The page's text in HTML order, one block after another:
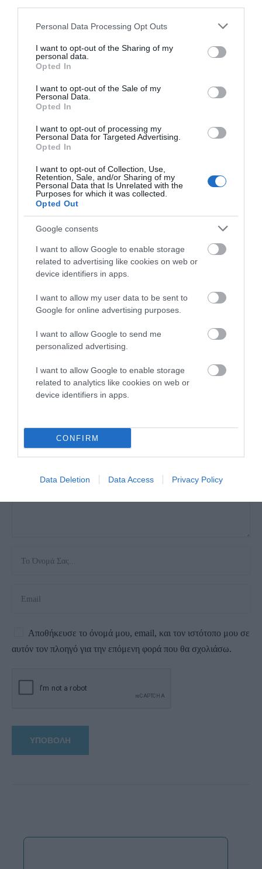
Please note that this website/app uses one or more Google
not limited to your visit or usage behaviour. You may click to
grant or deny consent to Google and its third-party tags to
use your data for below specified purposes in below Google
consent section.
Personal Data Processing Opt Outs
I want to opt-out of the Sharing of my
personal data.
Opted In
I want to opt-out of the Sale of my
Personal Data.
Opted In
I want to opt-out of processing my
Personal Data for Targeted Advertising.
Opted In
I want to opt-out of Collection, Use,
Retention, Sale, and/or Sharing of my
Personal Data that Is Unrelated with the
Purposes for which it was collected.
Opted Out
Google consents
I want to allow Google to enable storage
related to advertising like cookies on web or
device identifiers in apps.
I want to allow my user data to be sent to
Google for online advertising purposes.
I want to allow Google to send me
personalized advertising.
I want to allow Google to enable storage
related to analytics like cookies on web or
device identifiers in apps.
CONFIRM
Data Deletion Data Access Privacy Policy
Στους 30 πόντους το χιόνι στο Υψηλού. Και συνεχίζεται
η χιονόπτωση…
ΑΦΉΣΤΕ ΈΝΑ ΣΧΌΛΙΟ
Η ηλ. διεύθυνση σας δεν δημοσιεύεται.
Αποθήκευσε το όνομά μου, email, και τον ιστότοπο μου σε
αυτόν τον πλοηγό για την επόμενη φορά που θα σχολιάσω.